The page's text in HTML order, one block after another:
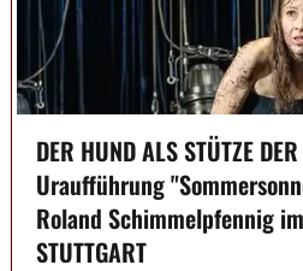
DER HUND ALS STÜTZE
Uraufführung
Roland Schimmelpfennig
STUTTGART